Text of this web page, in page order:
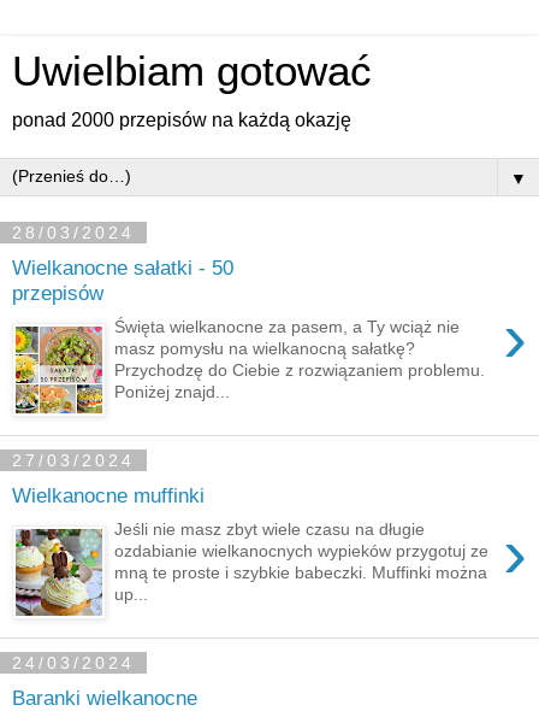
Uwielbiam gotować
ponad 2000 przepisów na każdą okazję
▼
28/03/2024
Wielkanocne sałatki - 50
przepisów
›
Święta wielkanocne za pasem, a Ty wciąż nie
masz pomysłu na wielkanocną sałatkę?
Przychodzę do Ciebie z rozwiązaniem problemu.
Poniżej znajd...
27/03/2024
Wielkanocne muffinki
›
Jeśli nie masz zbyt wiele czasu na długie
ozdabianie wielkanocnych wypieków przygotuj ze
mną te proste i szybkie babeczki. Muffinki można
up...
24/03/2024
Baranki wielkanocne